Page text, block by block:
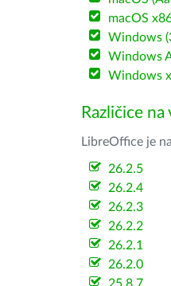
macOS
Windows
Windows
Windows
Različice na
LibreOffice je
26.2.5
26.2.4
26.2.3
26.2.2
26.2.1
26.2.0